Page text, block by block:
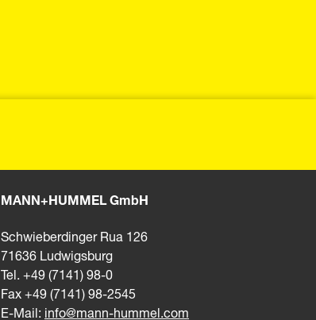
MANN+HUMMEL GmbH
Schwieberdinger Rua 126
71636 Ludwigsburg
Tel. +49 (7141) 98-0
Fax +49 (7141) 98-2545
E-Mail: info@mann-hummel.com